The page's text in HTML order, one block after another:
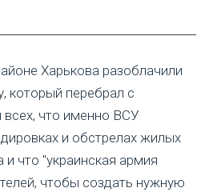
Харькова разоблачили
который перебрал с
всех, что именно ВСУ
и обстрелах жилых
и что "украинская армия
чтобы создать нужную